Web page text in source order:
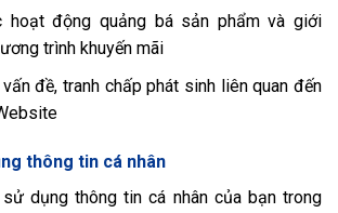
hoạt động quảng bá sản phẩm và giới
trình khuyến mãi
đề, tranh chấp phát sinh liên quan đến
thông tin cá nhân
dụng thông tin cá nhân của bạn trong